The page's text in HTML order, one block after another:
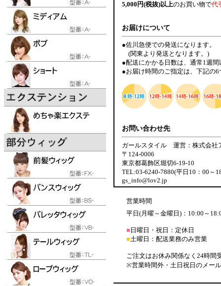
5,000円(税抜)以上のお買い物で代
お届けについて
●佐川急便での発送になります。
(関東より発送となります。)
●配送にかかる日数は、通常1週
●お届け時間のご指定は、下記の
お問い合わせ先
ガールスタイル 運営：株式会社
〒124-0006
東京都葛飾区堀切6-19-10
TEL:03-6240-7880(平日10：00～
gs_info@lov2.jp
営業時間
平日(月曜～金曜日)：10:00～
■ 日曜日・祝日：定休日
■土曜日：配送業務のみ営業
ご注文はお休み関係なく24時間
※営業時間外・土日祝日のメー